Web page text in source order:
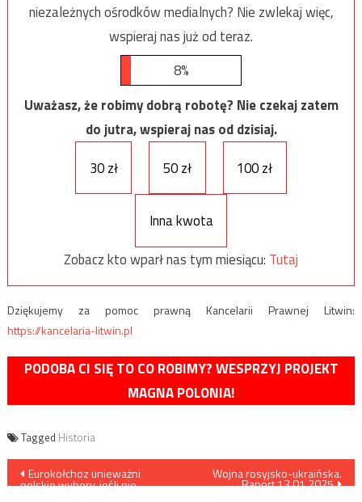
niezależnych ośrodków medialnych? Nie zwlekaj więc,
wspieraj nas już od teraz.
8%
Uważasz, że robimy dobrą robotę? Nie czekaj zatem
do jutra, wspieraj nas od dzisiaj.
30 zł
50 zł 100 zł
Inna kwota
Zobacz kto wparł nas tym miesiącu: Tutaj
Dziękujemy za pomoc prawną Kancelarii Prawnej Litwin:
https://kancelaria-litwin.pl
PODOBA CI SIĘ TO CO ROBIMY? WESPRZYJ PROJEKT
MAGNA POLONIA!
Tagged Historia
Nawigacja
Eurokołchoz unieważni
polskie wybory, jeśli nie
Wojna rosyjsko-ukraińska.
Raport 13.01.2025